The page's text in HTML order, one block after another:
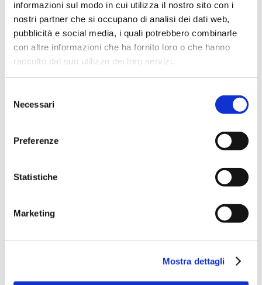
informazioni sul modo in cui utilizza il nostro sito con i
nostri partner che si occupano di analisi dei dati web,
pubblicità e social media, i quali potrebbero combinarle
con altre informazioni che ha fornito loro o che hanno
raccolto dal suo utilizzo dei loro servizi.
delNecessari
Preferenze
Statistiche
Marketing
Mostra dettagli